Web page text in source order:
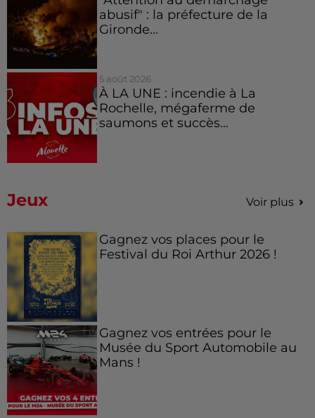
abusif" : la préfecture de la
Gironde...
5 août 2026
À LA UNE : incendie à La
Rochelle, mégaferme de
saumons et succès...
Jeux Voir plus
Gagnez vos places pour le
Festival du Roi Arthur 2026 !
Gagnez vos entrées pour le
Musée du Sport Automobile au
Mans !